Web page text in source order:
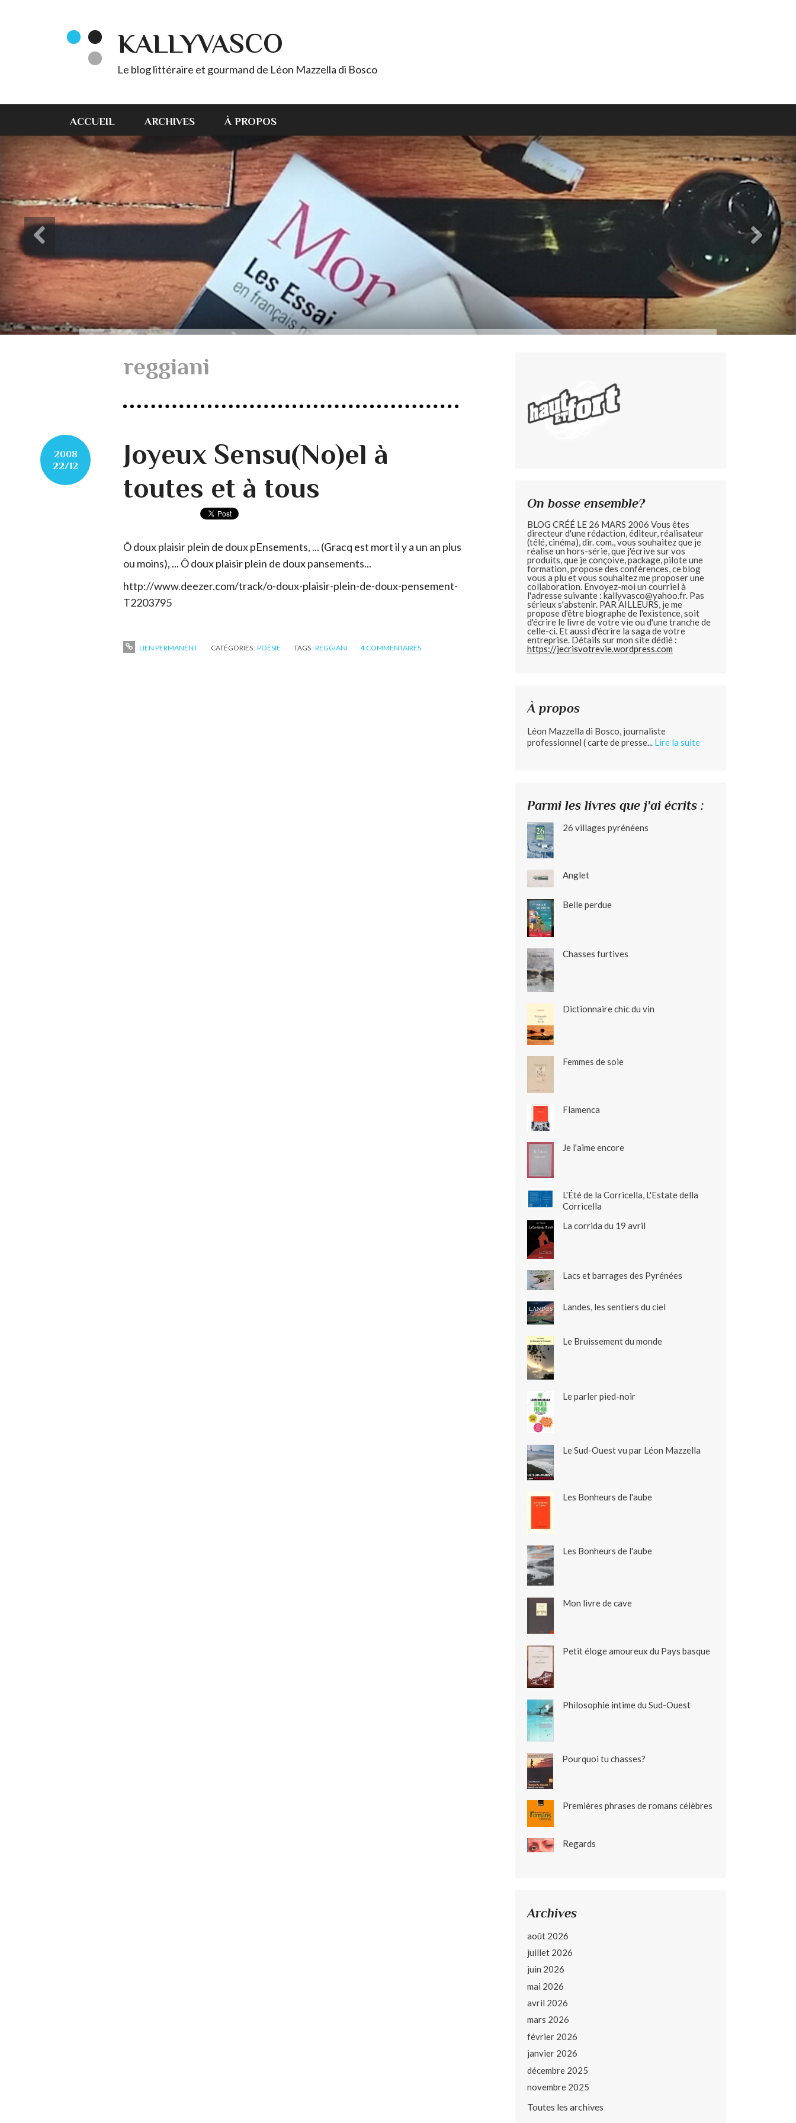
KALLYVASCO
Le blog littéraire et gourmand de Léon Mazzella di Bosco
ACCUEIL ARCHIVES À PROPOS
reggiani
2008
22/12
Joyeux Sensu(No)el à
toutes et à tous
Ô doux plaisir plein de doux pEnsements, ... (Gracq est mort il y a un an plus
ou moins), ... Ô doux plaisir plein de doux pansements...
http://www.deezer.com/track/o-doux-plaisir-plein-de-doux-pensement-
T2203795
LIEN PERMANENT CATÉGORIES :POÉSIE TAGS :REGGIANI 4 COMMENTAIRES
On bosse ensemble?
BLOG CRÉÉ LE 26 MARS 2006 Vous êtes
directeur d'une rédaction, éditeur, réalisateur
(télé, cinéma), dir. com., vous souhaitez que je
réalise un hors-série, que j'écrive sur vos
produits, que je conçoive, package, pilote une
formation, propose des conférences, ce blog
vous a plu et vous souhaitez me proposer une
collaboration. Envoyez-moi un courriel à
l'adresse suivante : kallyvasco@yahoo.fr. Pas
sérieux s'abstenir. PAR AILLEURS, je me
propose d'être biographe de l'existence, soit
d'écrire le livre de votre vie ou d'une tranche de
celle-ci. Et aussi d'écrire la saga de votre
entreprise. Détails sur mon site dédié :
https://jecrisvotrevie.wordpress.com
À propos
Léon Mazzella di Bosco, journaliste
professionnel ( carte de presse... Lire la suite
Parmi les livres que j'ai écrits :
26 villages pyrénéens
Anglet
Belle perdue
Chasses furtives
Dictionnaire chic du vin
Femmes de soie
Flamenca
Je l'aime encore
L'Été de la Corricella, L'Estate della
Corricella
La corrida du 19 avril
Lacs et barrages des Pyrénées
Landes, les sentiers du ciel
Le Bruissement du monde
Le parler pied-noir
Le Sud-Ouest vu par Léon Mazzella
Les Bonheurs de l'aube
Les Bonheurs de l'aube
Mon livre de cave
Petit éloge amoureux du Pays basque
Philosophie intime du Sud-Ouest
Pourquoi tu chasses?
Premières phrases de romans célèbres
Regards
Archives
août 2026
juillet 2026
juin 2026
mai 2026
avril 2026
mars 2026
février 2026
janvier 2026
décembre 2025
novembre 2025
Toutes les archives